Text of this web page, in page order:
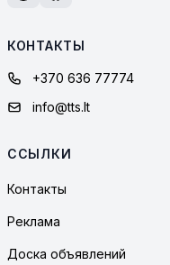
КОНТАКТЫ
+370 636 77774
info@tts.lt
ССЫЛКИ
Контакты
Реклама
Доска объявлений